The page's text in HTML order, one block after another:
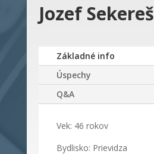
Jozef Sekereš
Základné info
Úspechy
Q&A
Vek: 46 rokov
Bydlisko: Prievidza